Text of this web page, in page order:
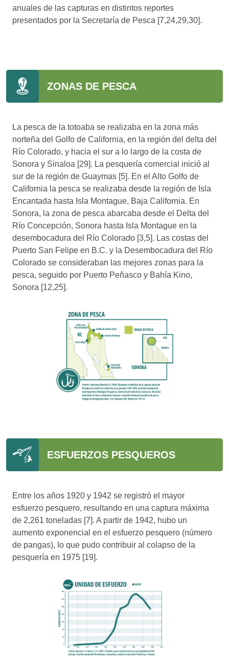
anuales de las capturas en distintos reportes
presentados por la Secretaría de Pesca [7,24,29,30].
ZONAS DE PESCA
La pesca de la totoaba se realizaba en la zona más
norteña del Golfo de California, en la región del delta del
Río Colorado, y hacia el sur a lo largo de la costa de
Sonora y Sinaloa [29]. La pesquería comercial inició al
sur de la región de Guaymas [5]. En el Alto Golfo de
California la pesca se realizaba desde la región de Isla
Encantada hasta Isla Montague, Baja California. En
Sonora, la zona de pesca abarcaba desde el Delta del
Río Concepción, Sonora hasta Isla Montague en la
desembocadura del Río Colorado [3,5]. Las costas del
Puerto San Felipe en B.C. y la Desembocadura del Río
Colorado se consideraban las mejores zonas para la
pesca, seguido por Puerto Peñasco y Bahía Kino,
Sonora [12,25].
ESFUERZOS PESQUEROS
Entre los años 1920 y 1942 se registró el mayor
esfuerzo pesquero, resultando en una captura máxima
de 2,261 toneladas [7]. A partir de 1942, hubo un
aumento exponencial en el esfuerzo pesquero (número
de pangas), lo que pudo contribuir al colapso de la
pesquería en 1975 [19].